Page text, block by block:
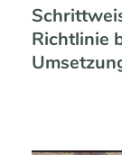
Richtlinie